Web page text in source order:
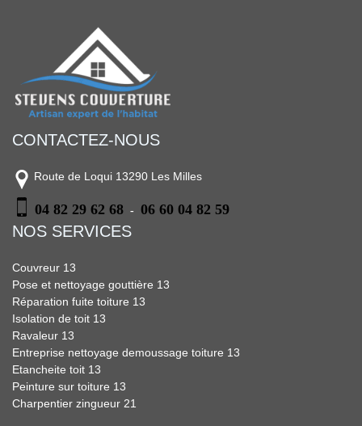
CONTACTEZ-NOUS
Route de Loqui 13290 Les Milles
04 82 29 62 68 - 06 60 04 82 59
NOS SERVICES
Couvreur 13
Pose et nettoyage gouttière 13
Réparation fuite toiture 13
Isolation de toit 13
Ravaleur 13
Entreprise nettoyage demoussage toiture 13
Etancheite toit 13
Peinture sur toiture 13
Charpentier zingueur 21